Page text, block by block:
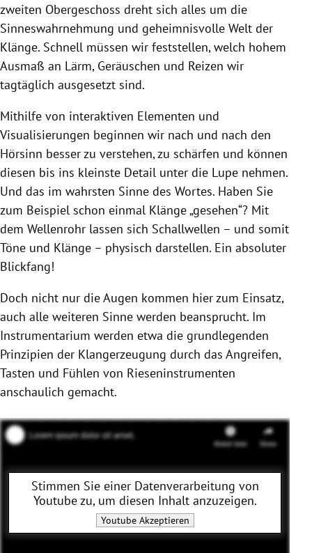
zweiten Obergeschoss dreht sich alles um die
Sinneswahrnehmung und geheimnisvolle Welt der
Klänge. Schnell müssen wir feststellen, welch hohem
Ausmaß an Lärm, Geräuschen und Reizen wir
tagtäglich ausgesetzt sind.
Mithilfe von interaktiven Elementen und
Visualisierungen beginnen wir nach und nach den
Hörsinn besser zu verstehen, zu schärfen und können
diesen bis ins kleinste Detail unter die Lupe nehmen.
Und das im wahrsten Sinne des Wortes. Haben Sie
zum Beispiel schon einmal Klänge „gesehen“? Mit
dem Wellenrohr lassen sich Schallwellen – und somit
Töne und Klänge – physisch darstellen. Ein absoluter
Blickfang!
Doch nicht nur die Augen kommen hier zum Einsatz,
auch alle weiteren Sinne werden beansprucht. Im
Instrumentarium werden etwa die grundlegenden
Prinzipien der Klangerzeugung durch das Angreifen,
Tasten und Fühlen von Rieseninstrumenten
anschaulich gemacht.
Stimmen Sie einer Datenverarbeitung von
Youtubezu, um diesen Inhalt anzuzeigen.
YoutubeAkzeptieren